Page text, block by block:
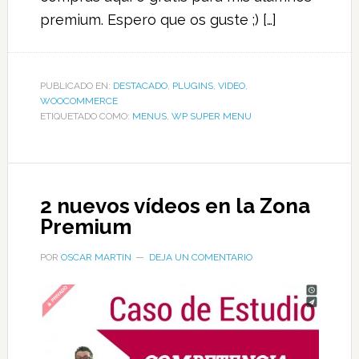
premium. Espero que os guste ;) […]
PUBLICADO EN: DESTACADO, PLUGINS, VIDEO,
WOOCOMMERCE
ETIQUETADO COMO: MENUS, WP SUPER MENU
2 nuevos vídeos en la Zona
Premium
POR OSCAR MARTIN DEJA UN COMENTARIO